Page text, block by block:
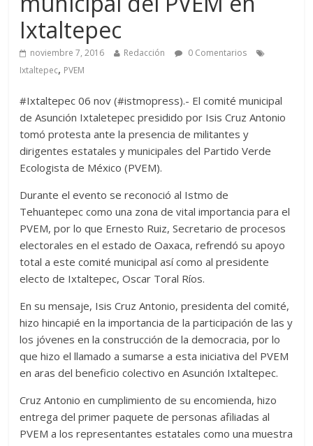
Ixtaltepec
noviembre 7, 2016 Redacción
0 Comentarios
Ixtaltepec, PVEM
#Ixtaltepec 06 nov (#istmopress).- El comité municipal
de Asunción Ixtaletepec presidido por Isis Cruz Antonio
tomó protesta ante la presencia de militantes y
dirigentes estatales y municipales del Partido Verde
Ecologista de México (PVEM).
Durante el evento se reconoció al Istmo de
Tehuantepec como una zona de vital importancia para el
PVEM, por lo que Ernesto Ruiz, Secretario de procesos
electorales en el estado de Oaxaca, refrendó su apoyo
total a este comité municipal así como al presidente
electo de Ixtaltepec, Oscar Toral Ríos.
En su mensaje, Isis Cruz Antonio, presidenta del comité,
hizo hincapié en la importancia de la participación de las y
los jóvenes en la construcción de la democracia, por lo
que hizo el llamado a sumarse a esta iniciativa del PVEM
en aras del beneficio colectivo en Asunción Ixtaltepec.
Cruz Antonio en cumplimiento de su encomienda, hizo
entrega del primer paquete de personas afiliadas al
PVEM a los representantes estatales como una muestra